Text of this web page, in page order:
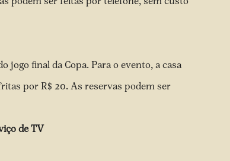
jogo final da Copa. Para o evento, a casa
por R$ 20. As reservas podem ser
de TV